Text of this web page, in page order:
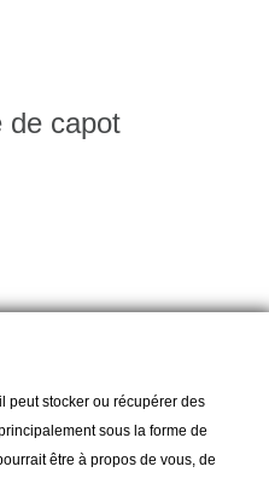
de capot
peut stocker ou récupérer des
sous la forme de
être à propos de vous, de